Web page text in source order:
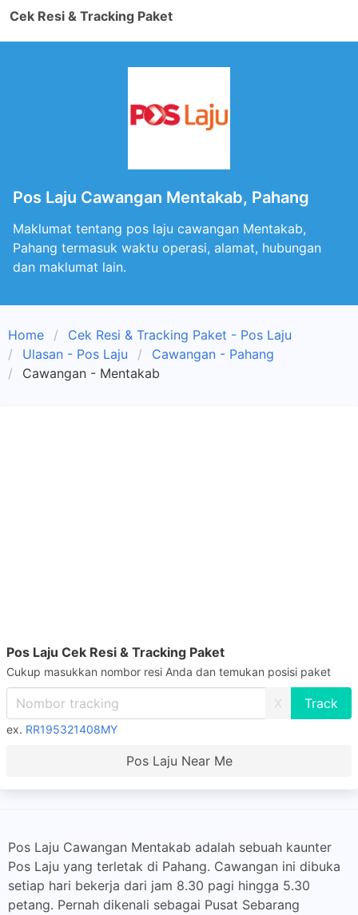
Cek Resi & Tracking Paket
Pos Laju Cawangan Mentakab, Pahang
Maklumat tentang pos laju cawangan Mentakab,
Pahang termasuk waktu operasi, alamat, hubungan
dan maklumat lain.
Home
Cek Resi & Tracking Paket - Pos Laju
Ulasan - Pos Laju
Cawangan - Pahang
Cawangan - Mentakab
Pos Laju Cek Resi & Tracking Paket
Cukup masukkan nombor resi Anda dan temukan posisi paket
X
ex. RR195321408MY
Pos Laju Near Me
Pos Laju Cawangan Mentakab adalah sebuah kaunter
Pos Laju yang terletak di Pahang. Cawangan ini dibuka
setiap hari bekerja dari jam 8.30 pagi hingga 5.30
petang. Pernah dikenali sebagai Pusat Sebarang